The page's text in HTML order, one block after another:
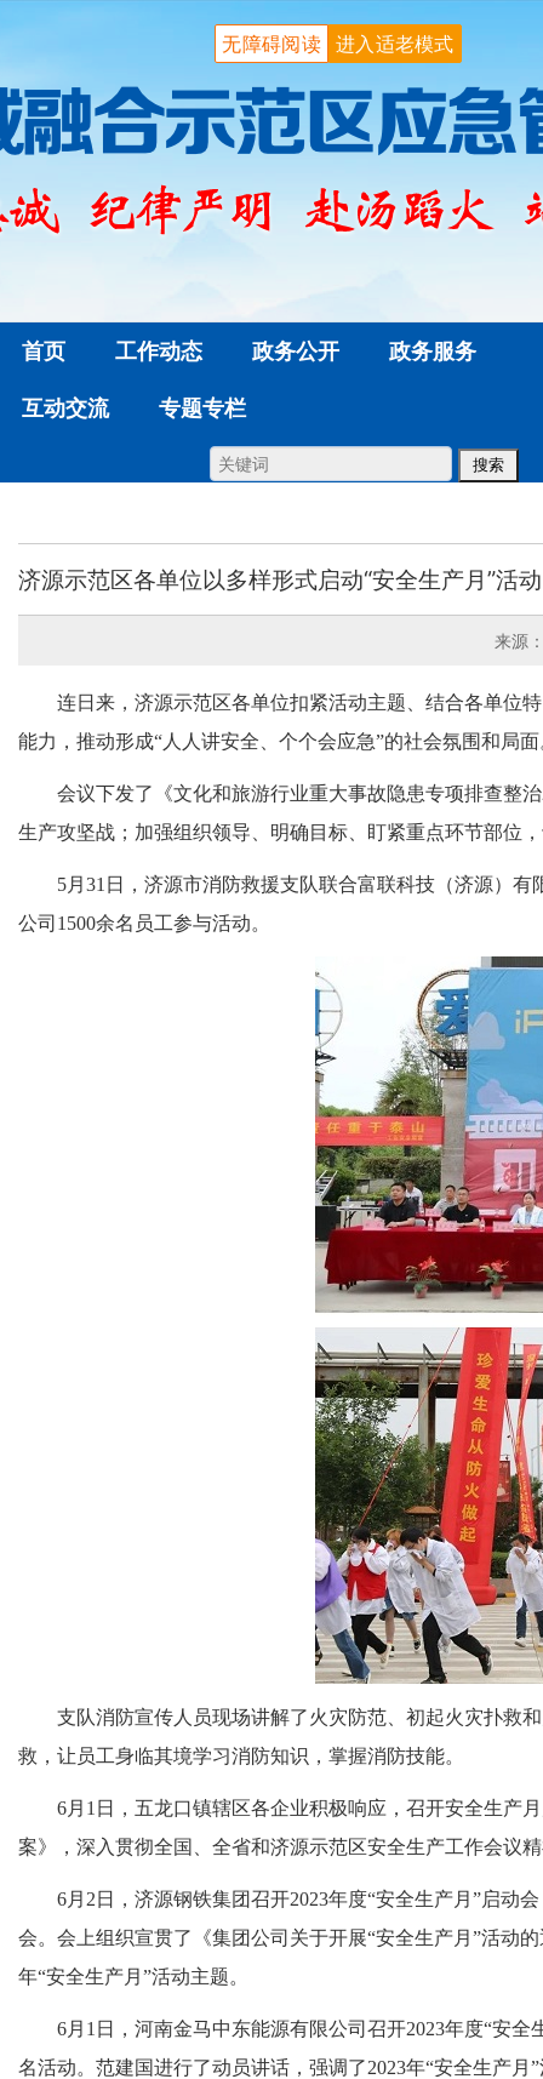
进入适老模式
无障碍阅读
首页 工作动态 政务公开 政务服务
互动交流 专题专栏
济源示范区各单位以多样形式启动“安全生产月”活动
来源
连日来，济源示范区各单位扣紧活动主题、结合各单位
能力，推动形成“ 人人讲安全、个个会应急”的社会氛围和局面
会议下发了《文化和旅游行业重大事故隐患专项排查整
生产攻坚战；加强组织领导、明确目标、盯紧重点环节部位
5月31日，济源市消防救援支队联合富联科技（济源）
公司1500余名员工参与活动。
支队消防宣传人员现场讲解了火灾防范、初起火灾扑救
救，让员工身临其境学习消防知识，掌握消防技能。
6月1日，五龙口镇辖区各企业积极响应，召开安全生产
案》，深入贯彻全国、全省和济源示范区安全生产工作会议
6月2日，济源钢铁集团召开2023年度“安全生产月”启动
会。会上组织宣贯了《集团公司关于开展“安全生产月”活动
年“安全生产月 ”活动主题。
6月1日，河南金马中东能源有限公司召开2023年度“安
名活动。 范建国进行了动员讲话，强调了2023年“安全生产